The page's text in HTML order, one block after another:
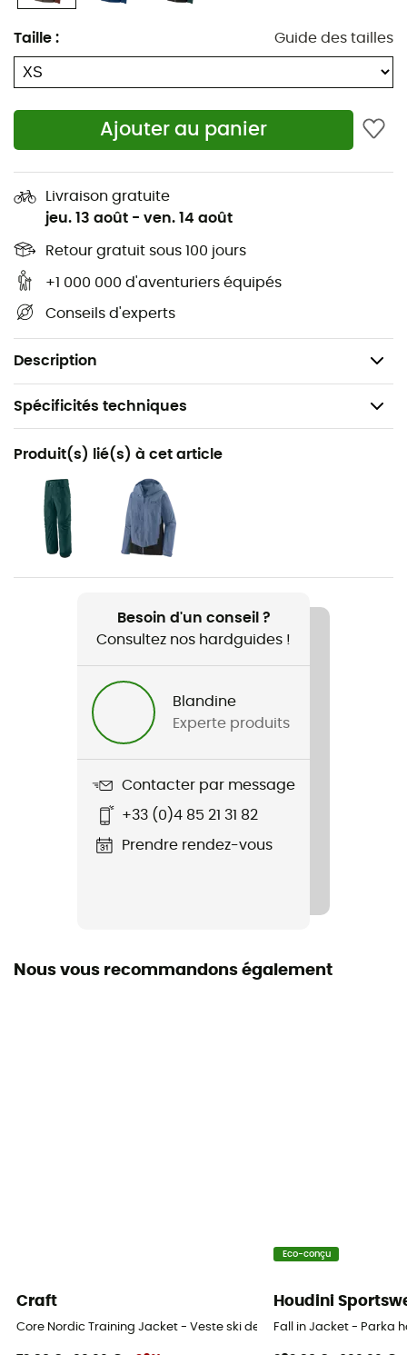
Taille : Guide des tailles
Ajouter au panier
Livraison gratuite
jeu. 13 août - ven. 14 août
Retour gratuit sous 100 jours
+1 000 000 d'aventuriers équipés
Conseils d'experts
Description
Membrane et apprêt déperlant durable (DWR)
Capuche à visière
Zip frontal imperméable
Poches et housses
Bas du dos en arrondi
Zip frontal avec rabat coupe-vent intérieur et
protège-glissière
Jupe pare-neige avec élastique adhérent
Poche intérieure fourre-tout en mesh
Fair Trade Certified™
Poids : 817 g
Spécificités techniques
Recommandé pour
Ski / Snowboard / Ski freeride
Genre
Homme
Poids
Nom du produit
Storm Shift Jkt
Construction du vêtement
Membrane
Imperméabilité
Standard
Isolation synthétique
Produit(s) lié(s) à cet article
Besoin d'un conseil ?
Consultez nos hardguides !
Blandine
Experte produits
Contacter par message
+33 (0)4 85 21 31 82
Prendre rendez-vous
Nous vous recommandons également
Craft
Core Nordic Training Jacket - Veste ski de fond homme
Eco-conçu
Houdini
Fall in Jacket - Parka